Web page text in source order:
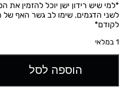
*למי שיש רידון ישן יוכל להזמין
לשני הדגמים. שימו לב גשר האף של
לקודם*
1 במלאי
הוספה לסל